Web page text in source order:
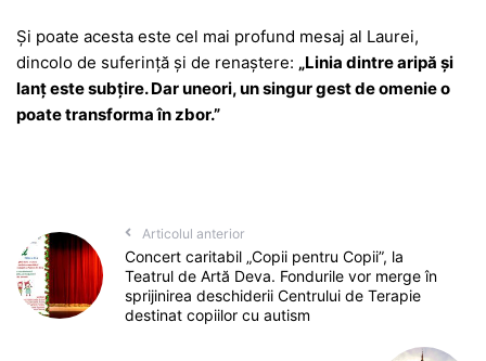
Și poate acesta este cel mai profund mesaj al Laurei,
dincolo de suferință și de renaștere: „Linia dintre aripă și
lanț este subțire. Dar uneori, un singur gest de omenie o
poate transforma în zbor.”
Articolul anterior
Concert caritabil „Copii pentru Copii”, la
Teatrul de Artă Deva. Fondurile vor merge în
sprijinirea deschiderii Centrului de Terapie
destinat copiilor cu autism